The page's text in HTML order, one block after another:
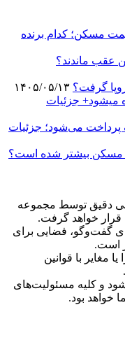
مسکن؛ کدام برنده
عقب ماندند؟
گرفت؟
میشود+ جزئیات
پرداخت می‌شود؛ جزئیات
مسکن بیشتر شده است؟
دقیق توسط مجموعه
خواهد گرفت.
گفت‌وگو، فضایی برای
است.
مغایر با قوانین
و کلیه مسئولیت‌های
خواهد بود.